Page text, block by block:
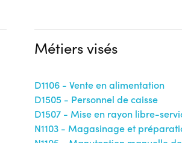
Métiers visés
D1106 - Vente en alimentation
D1505 - Personnel de caisse
D1507 - Mise en rayon libre-
N1103 - Magasinage et